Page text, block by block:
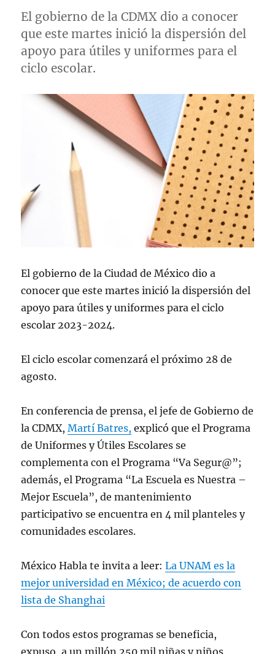
El gobierno de la CDMX dio a conocer
que este martes inició la dispersión del
apoyo para útiles y uniformes para el
ciclo escolar.
El gobierno de la Ciudad de México dio a
conocer que este martes inició la dispersión del
apoyo para útiles y uniformes para el ciclo
escolar 2023-2024.
El ciclo escolar comenzará el próximo 28 de
agosto.
En conferencia de prensa, el jefe de Gobierno de
la CDMX,Martí Batres, explicó que el Programa
de Uniformes y Útiles Escolares se
complementa con el Programa “Va Segur@”;
además, el Programa “La Escuela es Nuestra –
Mejor Escuela”, de mantenimiento
participativo se encuentra en 4 mil planteles y
comunidades escolares.
México Habla te invita a leer:La UNAM es la
mejor universidad en México; de acuerdo con
lista de Shanghai
Con todos estos programas se beneficia,